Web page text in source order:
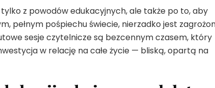
z powodów edukacyjnych, ale także po to, aby
pełnym pośpiechu świecie, nierzadko jest
sesje czytelnicze są bezcennym czasem, który
w relację na całe życie — bliską, opartą na